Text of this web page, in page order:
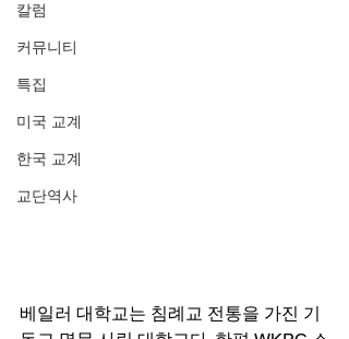
칼럼
커뮤니티
특집
미국 교계
한국 교계
교단역사
베일러 대학교는 침례교 전통을 가진 기